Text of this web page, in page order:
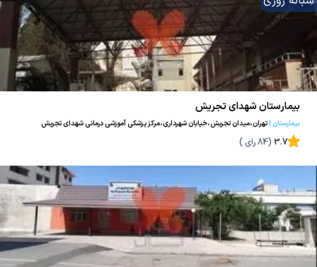
بیمارستان شهدای تجریش
بیمارستان |تهران،میدان تجریش،خیابان شهرداری،مرکز پزشکی آموزشی درمانی شهدای تجریش
3.7
(
84رای )